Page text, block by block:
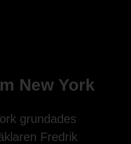
New York
grundades
Fredrik